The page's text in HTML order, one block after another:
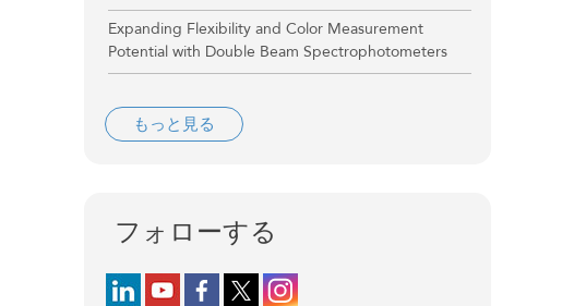
Expanding Flexibility and Color Measurement
Potential with Double Beam Spectrophotometers
もっと見る
フォローする
Follow us on LinkedIn
Follow us on YouTube
Follow us on Facebook
Follow us on X (formerly Twitter)
Follow us on Instagram